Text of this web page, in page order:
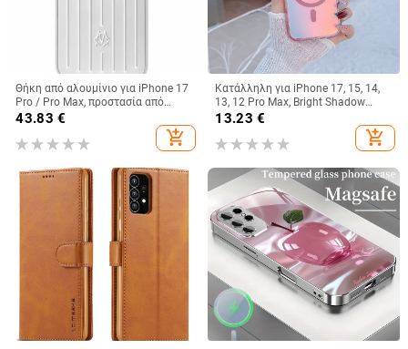
Θήκη από αλουμίνιο για iPhone 17
Pro / Pro Max, προστασία από
πτώσεις, μαγνητικό κλείσιμο,
κατασκευή με έγχυση, δυνατότητα
προσαρμογής
43.83 €
add_shopping_cart
Κατάλληλη για iPhone 17, 15, 14,
13, 12 Pro Max, Bright Shadow
Chameleon, θήκη τηλεφώνου 16E,
πλήρης κάλυψη, αντιπτώσεις
13.23 €
add_shopping_cart